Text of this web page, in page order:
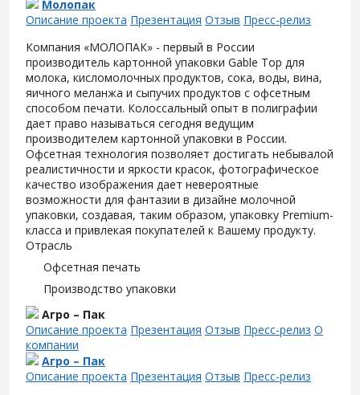
Молопак
Описание проекта Презентация Отзыв Пресс-релиз
Компания «МОЛОПАК» - первый в России
производитель картонной упаковки Gable Top для
молока, кисломолочных продуктов, сока, воды, вина,
яичного меланжа и сыпучих продуктов с офсетным
способом печати. Колоссальный опыт в полиграфии
дает право называться сегодня ведущим
производителем картонной упаковки в России.
Офсетная технология позволяет достигать небывалой
реалистичности и яркости красок, фотографическое
качество изображения дает невероятные
возможности для фантазии в дизайне молочной
упаковки, создавая, таким образом, упаковку Premium-
класса и привлекая покупателей к Вашему продукту.
Отрасль
Офсетная печать
Производство упаковки
Агро – Пак
Описание проекта Презентация Отзыв Пресс-релиз О
компании
Агро – Пак
Описание проекта Презентация Отзыв Пресс-релиз